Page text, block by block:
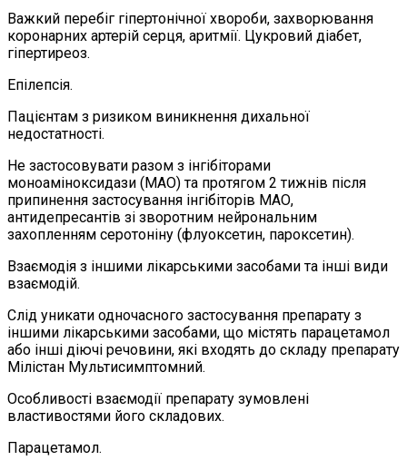
Важкий перебіг гіпертонічної хвороби, захворювання
коронарних артерій серця, аритмії. Цукровий діабет,
гіпертиреоз.
Епілепсія.
Пацієнтам з ризиком виникнення дихальної
недостатності.
Не застосовувати разом з інгібіторами
моноаміноксидази (МАО) та протягом 2 тижнів після
припинення застосування інгібіторів МАО,
антидепресантів зі зворотним нейрональним
захопленням серотоніну (флуоксетин, пароксетин).
Взаємодія з іншими лікарськими засобами та інші види
взаємодій.
Слід уникати одночасного застосування препарату з
іншими лікарськими засобами, що містять парацетамол
або інші діючі речовини, які входять до складу препарату
Мілістан Мультисимптомний.
Особливості взаємодії препарату зумовлені
властивостями його складових.
Парацетамол.